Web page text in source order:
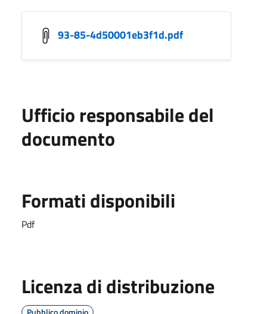
93-85-4d50001eb3f1d.pdf
Ufficio responsabile del
documento
Formati disponibili
Pdf
Licenza di distribuzione